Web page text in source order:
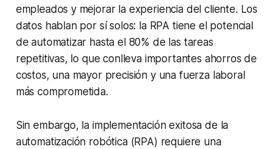
empleados y mejorar la experiencia del cliente. Los
datos hablan por sí solos: la RPA tiene el potencial
de automatizar hasta el 80% de las tareas
repetitivas, lo que conlleva importantes ahorros de
costos, una mayor precisión y una fuerza laboral
más comprometida.
Sin embargo, la implementación exitosa de la
automatización robótica (RPA) requiere una